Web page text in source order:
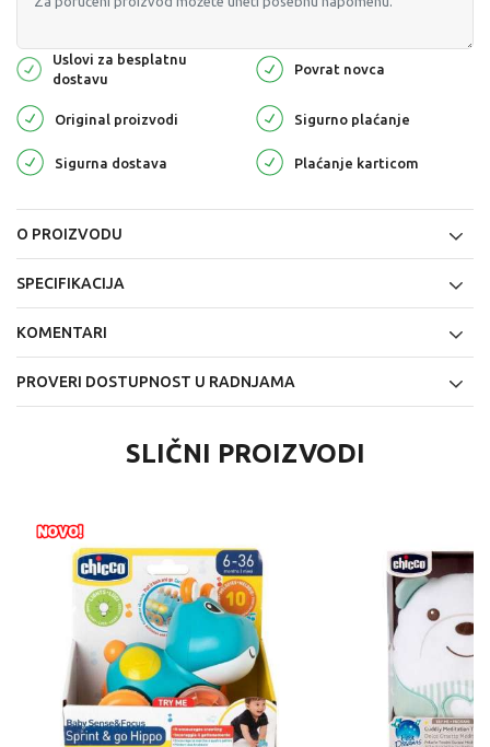
Uslovi za besplatnu
dostavu
Povrat novca
Original proizvodi Sigurno plaćanje
Sigurna dostava Plaćanje karticom
O PROIZVODU
SPECIFIKACIJA
KOMENTARI
PROVERI DOSTUPNOST U RADNJAMA
SLIČNI PROIZVODI